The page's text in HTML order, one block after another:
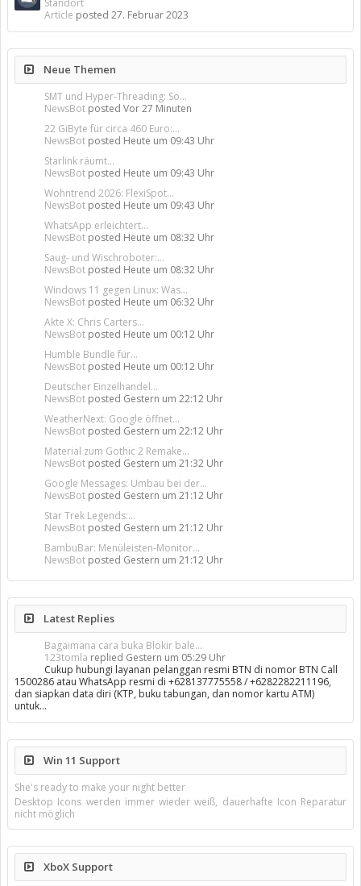
Standort
Article posted 27. Februar 2023
Neue Themen
SMT und Hyper-Threading: So...
NewsBot posted Vor 27 Minuten
22 GiByte für circa 460 Euro:...
NewsBot posted Heute um 09:43 Uhr
Starlink räumt...
NewsBot posted Heute um 09:43 Uhr
Wohntrend 2026: FlexiSpot...
NewsBot posted Heute um 09:43 Uhr
WhatsApp erleichtert...
NewsBot posted Heute um 08:32 Uhr
Saug- und Wischroboter:...
NewsBot posted Heute um 08:32 Uhr
Windows 11 gegen Linux: Was...
NewsBot posted Heute um 06:32 Uhr
Akte X: Chris Carters...
NewsBot posted Heute um 00:12 Uhr
Humble Bundle für...
NewsBot posted Heute um 00:12 Uhr
Deutscher Einzelhandel...
NewsBot posted Gestern um 22:12 Uhr
WeatherNext: Google öffnet...
NewsBot posted Gestern um 22:12 Uhr
Material zum Gothic 2 Remake...
NewsBot posted Gestern um 21:32 Uhr
Google Messages: Umbau bei der...
NewsBot posted Gestern um 21:12 Uhr
Star Trek Legends:...
NewsBot posted Gestern um 21:12 Uhr
BambuBar: Menüleisten-Monitor...
NewsBot posted Gestern um 21:12 Uhr
Latest Replies
Bagaimana cara buka Blokir bale...
123tomla replied Gestern um 05:29 Uhr
Cukup hubungi layanan pelanggan resmi BTN di nomor BTN Call
1500286 atau WhatsApp resmi di +628137775558 / +6282282211196,
dan siapkan data diri (KTP, buku tabungan, dan nomor kartu ATM)
untuk…
Win 11 Support
She's ready to make your night better
Desktop Icons werden immer wieder weiß, dauerhafte Icon Reparatur
nicht möglich
XboX Support